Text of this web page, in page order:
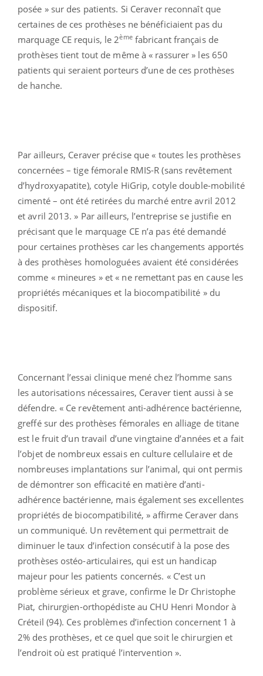
posée » sur des patients. Si Ceraver reconnaît que
certaines de ces prothèses ne bénéficiaient pas du
marquage CE requis, le 2èmefabricant français de
prothèses tient tout de même à « rassurer » les 650
patients qui seraient porteurs d’une de ces prothèses
de hanche.
Par ailleurs, Ceraver précise que « toutes les prothèses
concernées – tige fémorale RMIS-R (sans revêtement
d’hydroxyapatite), cotyle HiGrip, cotyle double-mobilité
cimenté – ont été retirées du marché entre avril 2012
et avril 2013. » Par ailleurs, l’entreprise se justifie en
précisant que le marquage CE n’a pas été demandé
pour certaines prothèses car les changements apportés
à des prothèses homologuées avaient été considérées
comme « mineures » et « ne remettant pas en cause les
propriétés mécaniques et la biocompatibilité » du
dispositif.
Concernant l’essai clinique mené chez l’homme sans
les autorisations nécessaires, Ceraver tient aussi à se
défendre. « Ce revêtement anti-adhérence bactérienne,
greffé sur des prothèses fémorales en alliage de titane
est le fruit d’un travail d’une vingtaine d’années et a fait
l’objet de nombreux essais en culture cellulaire et de
nombreuses implantations sur l’animal, qui ont permis
de démontrer son efficacité en matière d’anti-
adhérence bactérienne, mais également ses excellentes
propriétés de biocompatibilité, » affirme Ceraver dans
un communiqué. Un revêtement qui permettrait de
diminuer le taux d’infection consécutif à la pose des
prothèses ostéo-articulaires, qui est un handicap
majeur pour les patients concernés. « C’est un
problème sérieux et grave, confirme le Dr Christophe
Piat, chirurgien-orthopédiste au CHU Henri Mondor à
Créteil (94). Ces problèmes d’infection concernent 1 à
2% des prothèses, et ce quel que soit le chirurgien et
l’endroit où est pratiqué l’intervention ».